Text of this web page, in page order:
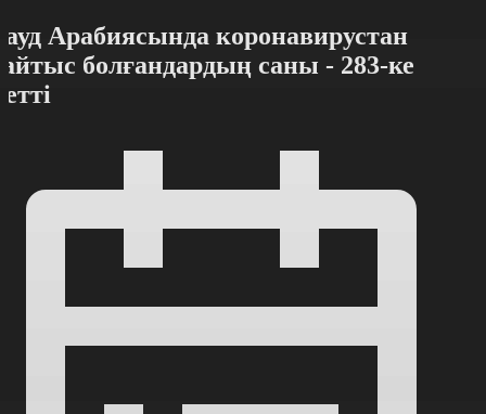
Арабиясында коронавирустан
болғандардың саны - 283-ке